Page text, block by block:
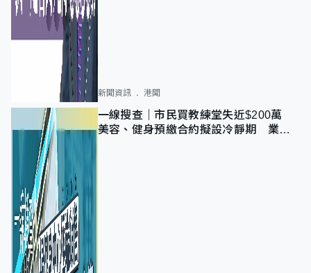
新聞資訊 港聞
一線搜查｜市民買教練堂失近$200萬
美容、健身預繳合約擬設冷靜期 業界